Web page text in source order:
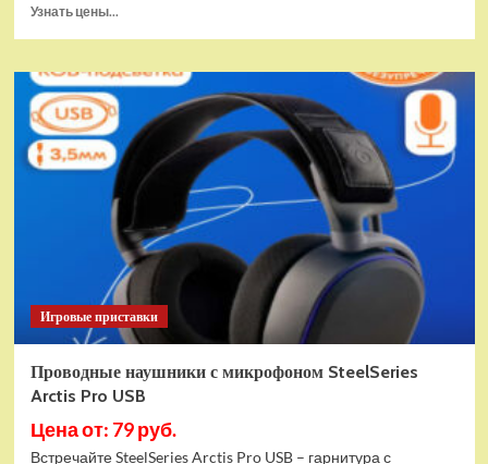
Узнать цены...
(EU)
Конструктор
LEGO
Star
Wars
Истребитель
и
гибрид
X-
Wing
(75393)
Игровые приставки
Проводные наушники с микрофоном SteelSeries
Arctis Pro USB
Цена от: 79 руб.
Встречайте SteelSeries Arctis Pro USB – гарнитура с